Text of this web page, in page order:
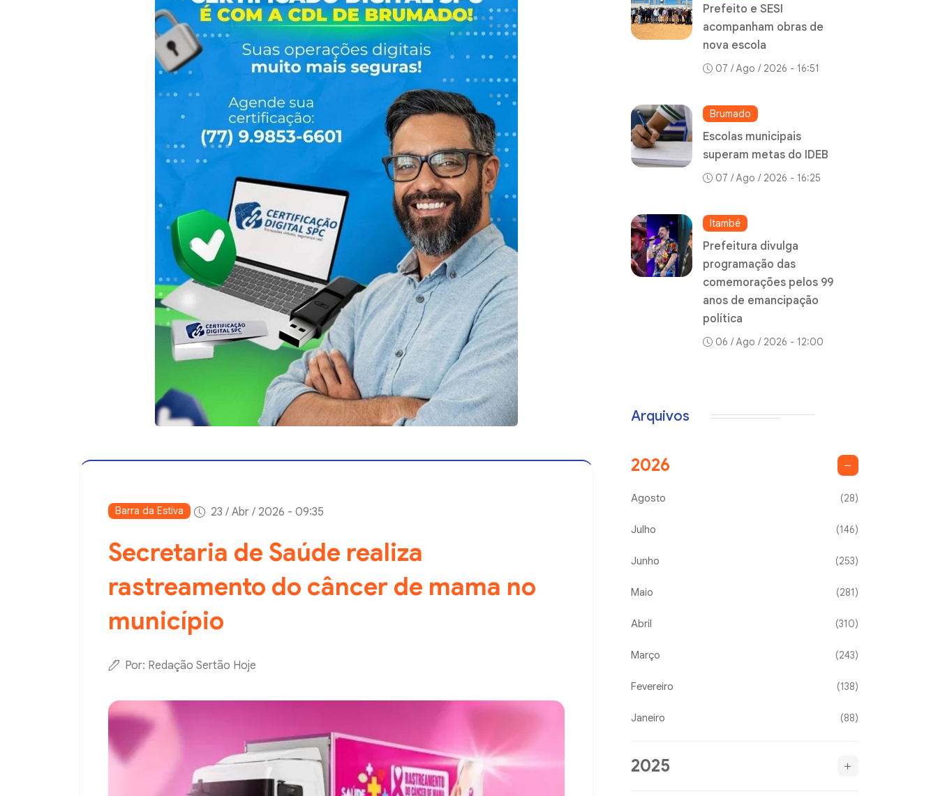
Barra da Estiva 23 / Abr / 2026 - 09:35
Secretaria de Saúde realiza
rastreamento do câncer de mama no
município
Por: Redação Sertão Hoje
Prefeito e SESI
acompanham obras de
nova escola
07 / Ago / 2026 - 16:51
Brumado
Escolas municipais
superam metas do IDEB
07 / Ago / 2026 - 16:25
Itambé
Prefeitura divulga
programação das
comemorações pelos 99
anos de emancipação
política
06 / Ago / 2026 - 12:00
Arquivos
2026
Agosto (28)
Julho (146)
Junho (253)
Maio (281)
Abril (310)
Março (243)
Fevereiro (138)
Janeiro (88)
2025